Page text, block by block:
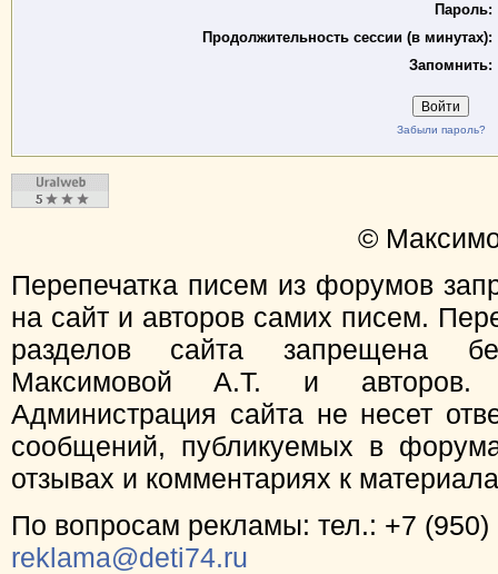
Пароль:
Продолжительность сессии (в минутах):
Запомнить:
Забыли пароль?
©
Перепечатка писем из форумов
на сайт и авторов самих писем.
разделов сайта запрещена
Максимовой А.Т. и
Администрация сайта не несет
сообщений, публикуемых в
отзывах и комментариях к
По вопросам рекламы: тел.: +7 (950)
reklama@deti74.ru